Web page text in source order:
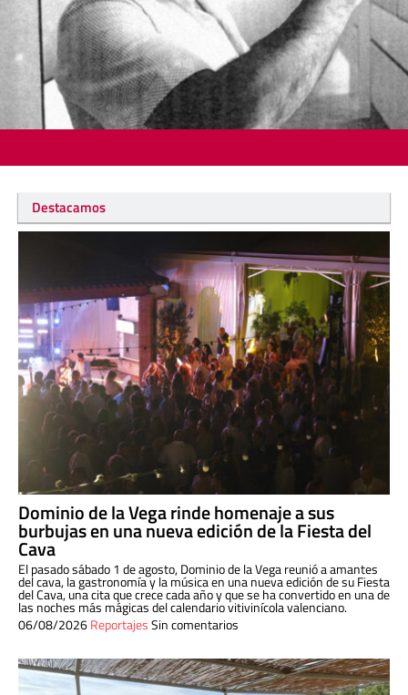
Destacamos
Dominio de la Vega rinde homenaje a sus
burbujas en una nueva edición de la Fiesta del
Cava
El pasado sábado 1 de agosto, Dominio de la Vega reunió a amantes
del cava, la gastronomía y la música en una nueva edición de su Fiesta
del Cava, una cita que crece cada año y que se ha convertido en una de
las noches más mágicas del calendario vitivinícola valenciano.
06/08/2026ReportajesSin comentarios